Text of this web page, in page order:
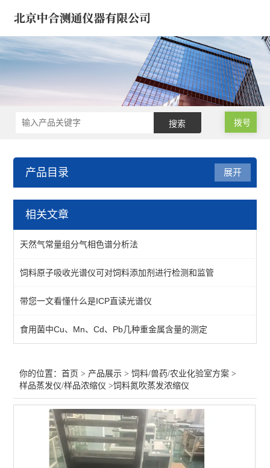
拨号
产品目录
饲料/兽药/农业化验室方案
红外分光光度计-兽药/饲料
粗纤维仪*粗脂肪测定仪
崩解/溶出度/熔点/脆碎度
展开
相关文章
天然气常量组分气相色谱分析法
饲料原子吸收光谱仪可对饲料添加剂进行检测和监管
带您一文看懂什么是ICP直读光谱仪
食用菌中Cu、Mn、Cd、Pb几种重金属含量的测定
你的位置：首页 > 产品展示 >饲料/兽药/农业化验室方案 >
样品蒸发仪/样品浓缩仪 >饲料氮吹蒸发浓缩仪